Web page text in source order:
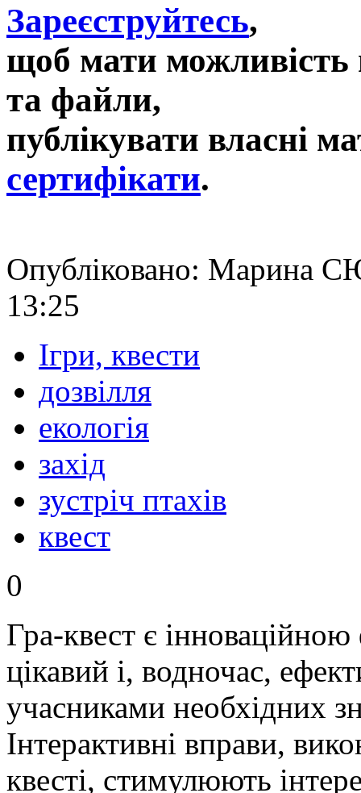
Зареєструйтесь,
щоб мати можливість
та файли,
публікувати власні
сертифікати.
Опубліковано: Марина
13:25
Ігри, квести
дозвілля
екологія
захід
зустріч птахів
квест
0
Гра-квест є
цікавий і, водночас,
учасниками необхідних
Інтерактивні вправи,
квесті, стимулюють